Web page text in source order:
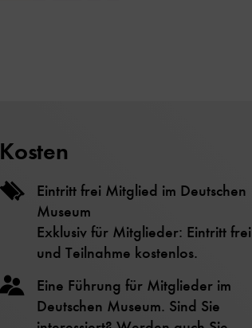
Kosten
Eintritt frei Mitglied im Deutschen
Museum
Exklusiv für Mitglieder: Eintritt frei
und Teilnahme kostenlos.
Eine Führung für Mitglieder im
Deutschen Museum. Sind Sie